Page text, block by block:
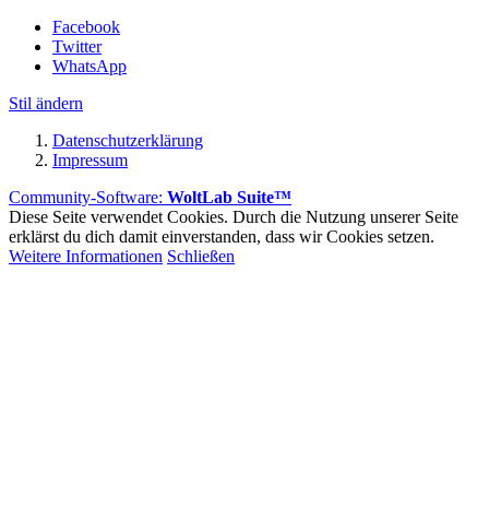
Facebook
Twitter
WhatsApp
Stil ändern
Datenschutzerklärung
Impressum
Community-Software: WoltLab Suite™
Diese Seite verwendet Cookies. Durch die Nutzung unserer Seite
erklärst du dich damit einverstanden, dass wir Cookies setzen.
Weitere Informationen Schließen